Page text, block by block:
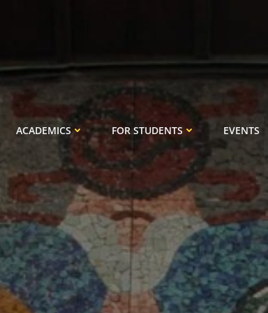
ACADEMICS FOR STUDENTS EVENTS